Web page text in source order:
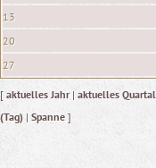
13
20
27
[ aktuelles Jahr| aktuelles Quartal
(Tag) | Spanne ]